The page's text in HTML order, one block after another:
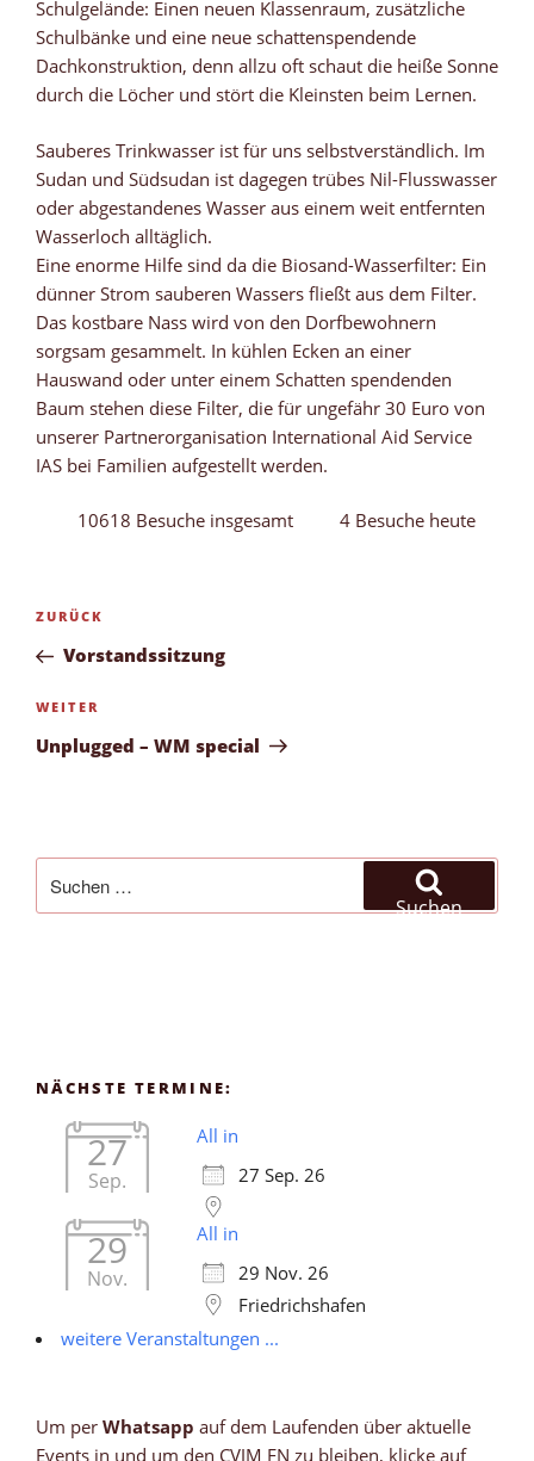
Schulgelände: Einen neuen Klassenraum, zusätzliche
Schulbänke und eine neue schattenspendende
Dachkonstruktion, denn allzu oft schaut die heiße Sonne
durch die Löcher und stört die Kleinsten beim Lernen.
Sauberes Trinkwasser ist für uns selbstverständlich. Im
Sudan und Südsudan ist dagegen trübes Nil-Flusswasser
oder abgestandenes Wasser aus einem weit entfernten
Wasserloch alltäglich.
Eine enorme Hilfe sind da die Biosand-Wasserfilter: Ein
dünner Strom sauberen Wassers fließt aus dem Filter.
Das kostbare Nass wird von den Dorfbewohnern
sorgsam gesammelt. In kühlen Ecken an einer
Hauswand oder unter einem Schatten spendenden
Baum stehen diese Filter, die für ungefähr 30 Euro von
unserer Partnerorganisation International Aid Service
IAS bei Familien aufgestellt werden.
10618 Besuche insgesamt 4 Besuche heute
Beitragsnavigation
Vorheriger
Beitrag
ZURÜCK
Vorstandssitzung
Nächster
Beitrag
WEITER
Unplugged – WM special
nach:
Suchen
NÄCHSTE TERMINE:
27
Sep.
All in
27 Sep. 26
29
Nov.
All in
29 Nov. 26
Friedrichshafen
weitere Veranstaltungen ...
Um per Whatsapp auf dem Laufenden über aktuelle
Events in und um den CVJM FN zu bleiben, klicke auf